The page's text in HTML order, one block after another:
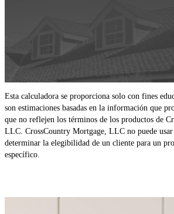
Esta calculadora se proporciona solo con fines
son estimaciones basadas en la información que
que no reflejen los términos de los productos de
LLC. CrossCountry Mortgage, LLC no puede
determinar la elegibilidad de un cliente para un
específico.